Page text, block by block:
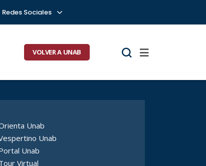
Redes Sociales
VOLVER A UNAB